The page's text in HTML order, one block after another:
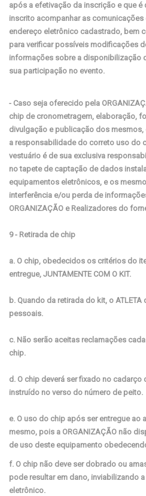
após a efetivação da inscrição e que é
inscrito acompanhar as comunicações
endereço eletrônico cadastrado, bem
para verificar possíveis modificações
informações sobre a disponibilização
sua participação no evento.
- Caso seja oferecido pela
chip de cronometragem, elaboração,
divulgação e publicação dos
a responsabilidade do correto uso do
vestuário é de sua exclusiva
no tapete de captação de dados
equipamentos eletrônicos, e os
interferência e/ou perda de
ORGANIZAÇÃO e Realizadores do
9 - Retirada de chip
a. O chip, obedecidos os critérios do
entregue, JUNTAMENTE COM O KIT.
b. Quando da retirada do kit, o
pessoais.
c. Não serão aceitas reclamações
chip.
d. O chip deverá ser fixado no
instruído no verso do número de peito.
e. O uso do chip após ser entregue
mesmo, pois a ORGANIZAÇÃO não
de uso deste equipamento
f. O chip não deve ser dobrado ou
pode resultar em dano, inviabilizando
eletrônico.